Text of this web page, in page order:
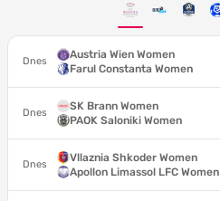
Dnes
Austria Wien Women
Farul Constanta Women
Dnes
SK Brann Women
PAOK Saloniki Women
Dnes
Vllaznia Shkoder Women
Apollon Limassol LFC Women